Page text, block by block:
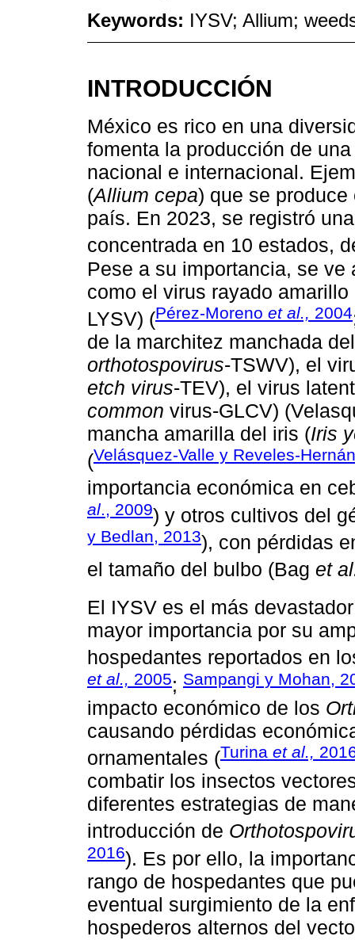
Keywords: IYSV; Allium;
INTRODUCCIÓN
México es rico en una
fomenta la producción de
nacional e internacional.
(Allium cepa) que se
país. En 2023, se registró
concentrada en 10 estados,
Pese a su importancia, se
como el virus rayado amarillo
LYSV) (Pérez-Moreno et al., 2004
de la marchitez manchada
orthotospovirus-TSWV), el
etch virus-TEV), el virus
common virus-GLCV)
mancha amarilla del iris (Iris
(Velásquez-Valle y Reveles-
importancia económica en
al., 2009) y otros cultivos del
y Bedlan, 2013), con pérdidas
el tamaño del bulbo (Bag et
El IYSV es el más
mayor importancia por su
hospedantes reportados en
et al., 2005; Sampangi y Mohan,
impacto económico de los
causando pérdidas
ornamentales (Turina et al.,
combatir los insectos
diferentes estrategias de
introducción de
2016). Es por ello, la
rango de hospedantes que
eventual surgimiento de la
hospederos alternos del